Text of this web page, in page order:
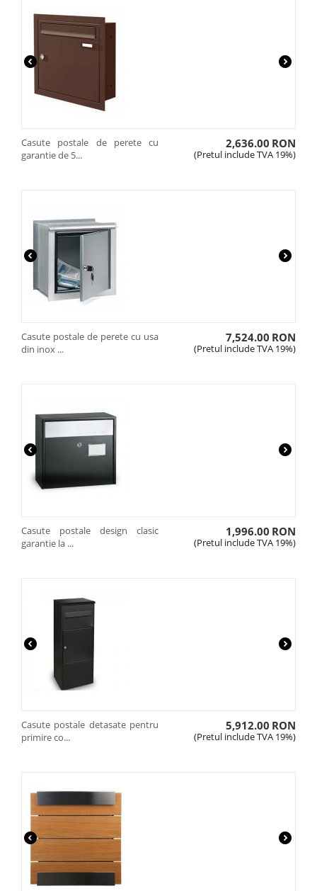
Casute postale de perete cu
garantie de 5...
2,636.00 RON
(Pretul include TVA 19%)
Casute postale de perete cu usa
din inox ...
7,524.00 RON
(Pretul include TVA 19%)
Casute postale design clasic
garantie la ...
1,996.00 RON
(Pretul include TVA 19%)
Casute postale detasate pentru
primire co...
5,912.00 RON
(Pretul include TVA 19%)